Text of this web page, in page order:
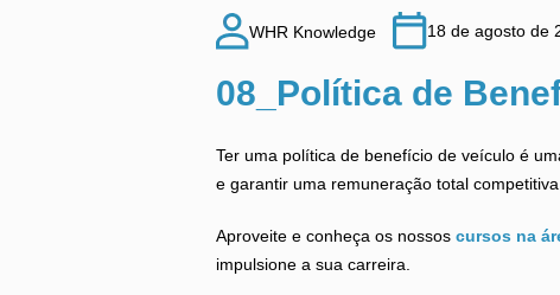
WHR Knowledge 18 de agosto de
08_Política de
Ter uma política de benefício de veículo é
e garantir uma remuneração total competitiva.
Aproveite e conheça os nossos cursos na
impulsione a sua carreira.